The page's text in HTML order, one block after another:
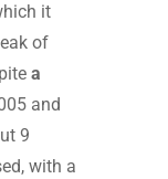
it
of
a
and
9
with a